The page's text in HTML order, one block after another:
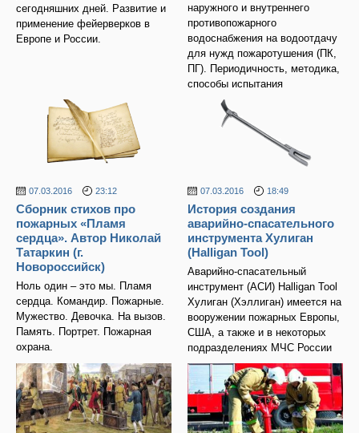
сегодняшних дней. Развитие и
применение фейерверков в
Европе и России.
наружного и внутреннего
противопожарного
водоснабжения на водоотдачу
для нужд пожаротушения (ПК,
ПГ). Периодичность, методика,
способы испытания
07.03.2016 23:12
Сборник стихов про
пожарных «Пламя
сердца». Автор Николай
Татаркин (г.
Новороссийск)
Ноль один – это мы. Пламя
сердца. Командир. Пожарные.
Мужество. Девочка. На вызов.
Память. Портрет. Пожарная
охрана.
07.03.2016 18:49
История создания
аварийно-спасательного
инструмента Хулиган
(Halligan Tool)
Аварийно-спасательный
инструмент (АСИ) Halligan Tool
Хулиган (Хэллиган) имеется на
вооружении пожарных Европы,
США, а также и в некоторых
подразделениях МЧС России